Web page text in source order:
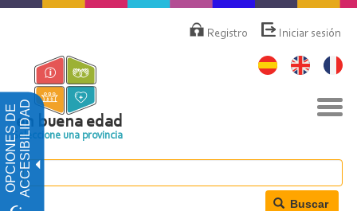
OPCIONES DEACCESIBILIDAD
Pasar
contenido
principal
deRegistro Iniciar sesión
en buena edad
Seleccione una provincia
Buscar